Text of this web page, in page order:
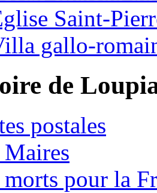
Saint-
gallo-
de
postales
Maires
morts pour la